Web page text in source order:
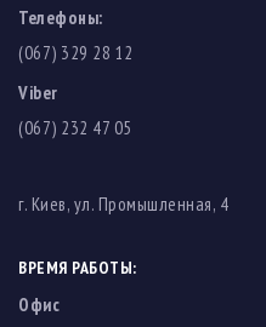
Телефоны:
(067) 329 28 12
Viber
(067) 232 47 05
г. Киев, ул. Промышленная, 4
ВРЕМЯ РАБОТЫ:
Офис